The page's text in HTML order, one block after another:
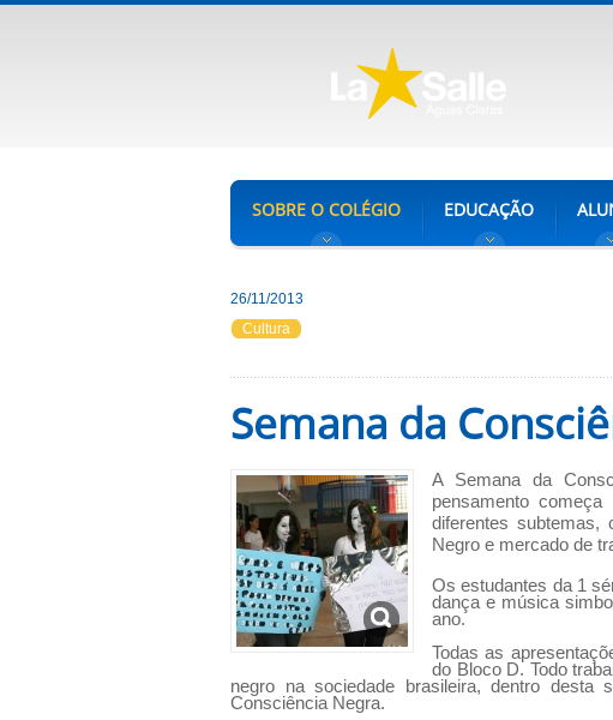
SOBRE O COLÉGIO EDUCAÇÃO
26/11/2013
Cultura
Semana da
A Semana da
pensamento
diferentes subtemas,
Negro e mercado de
Os estudantes da 1
dança e música
ano.
Todas as
do Bloco D. Todo
negro na sociedade brasileira, dentro
Consciência Negra.